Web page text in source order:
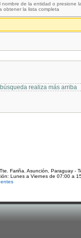
nombre de la entidad o presione
obtener la lista completa
realiza más arriba
Fariña. Asunción, Paraguay -
Lunes a Viernes de 07:00 a